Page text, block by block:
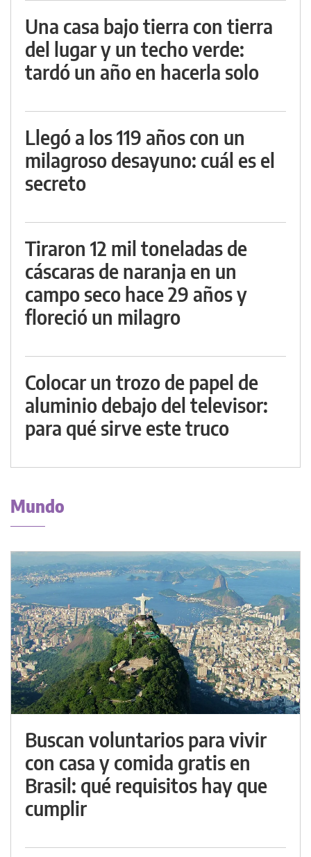
Una casa bajo tierra con tierra
del lugar y un techo verde:
tardó un año en hacerla solo
Llegó a los 119 años con un
milagroso desayuno: cuál es el
secreto
Tiraron 12 mil toneladas de
cáscaras de naranja en un
campo seco hace 29 años y
floreció un milagro
Colocar un trozo de papel de
aluminio debajo del televisor:
para qué sirve este truco
Mundo
Buscan voluntarios para vivir
con casa y comida gratis en
Brasil: qué requisitos hay que
cumplir